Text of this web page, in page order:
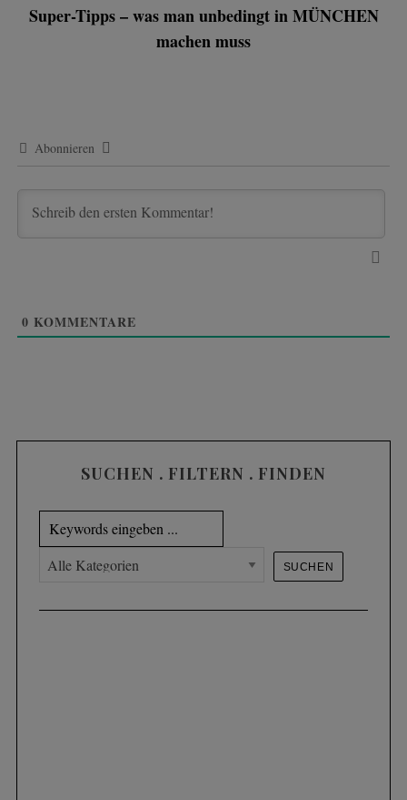
Super-Tipps – was man unbedingt in MÜNCHEN
machen muss
Abonnieren
0 KOMMENTARE
SUCHEN . FILTERN . FINDEN